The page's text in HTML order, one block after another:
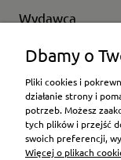
Wydawca
Wybierz producenta
Dbamy o
Pliki cookies i
działanie strony i
potrzeb. Możesz
tych plików i przejść
swoich preferencji,
Więcej o plikach